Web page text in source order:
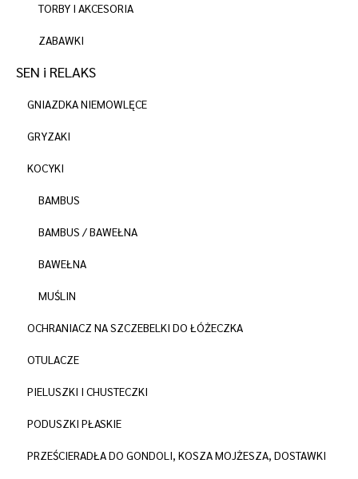
TORBY I AKCESORIA
ZABAWKI
SEN i RELAKS
GNIAZDKA NIEMOWLĘCE
GRYZAKI
KOCYKI
BAMBUS
BAMBUS / BAWEŁNA
BAWEŁNA
MUŚLIN
OCHRANIACZ NA SZCZEBELKI DO ŁÓŻECZKA
OTULACZE
PIELUSZKI I CHUSTECZKI
PODUSZKI PŁASKIE
PRZEŚCIERADŁA DO GONDOLI, KOSZA MOJŻESZA, DOSTAWKI